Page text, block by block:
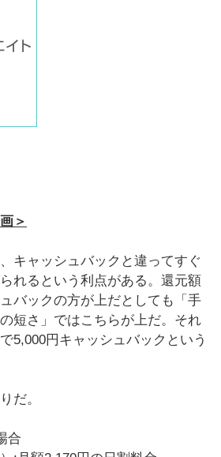
＞
キャッシュバックと違ってすぐ
れるという利点がある。還元額
バックの方が上だとしても「手
短さ」ではこちらが上だ。それ
5,000円キャッシュバックという
だ。
合